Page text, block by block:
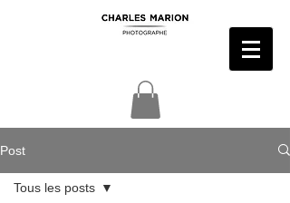
Post
Tous les posts